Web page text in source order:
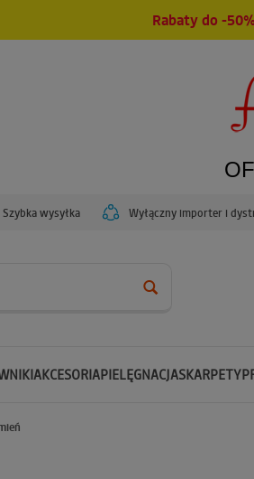
Rabaty do -
Szybka wysyłka Wyłączny importer i
AKCESORIAPIELĘGNACJASKARPETY